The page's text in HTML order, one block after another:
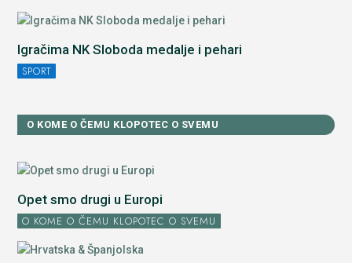
Igračima NK Sloboda medalje i pehari
SPORT
O KOME O ČEMU KLOPOTEC O SVEMU
Opet smo drugi u Europi
O KOME O ČEMU KLOPOTEC O SVEMU